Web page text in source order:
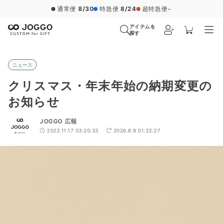
通常便 8/30 特急便 8/24 超特急便−
アイテムを
探す
ニュース
クリスマス・年末年始の納期変更の
お知らせ
JOGGO 広報
2022.11.17 03:20:33 2026.8.9 01:22:27